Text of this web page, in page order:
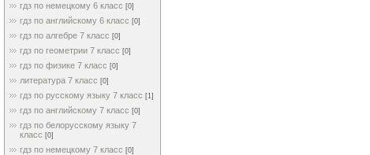
гдз по немецкому 6 класс [0]
гдз по английскому 6 класс [0]
гдз по алгебре 7 класс [0]
гдз по геометрии 7 класс [0]
гдз по физике 7 класс [0]
литература 7 класс [0]
гдз по русскому языку 7 класс [1]
гдз по английскому 7 класс [0]
гдз по белорусскому языку 7
класс [0]
гдз по немецкому 7 класс [0]